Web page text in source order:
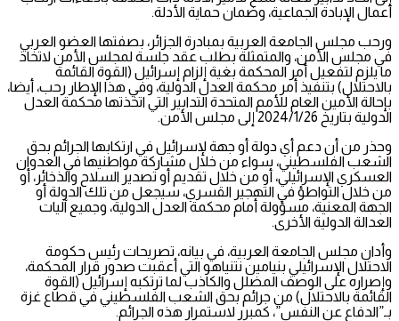
أعمال الإبادة الجماعية، وضمان حماية الأدلة.
ورحب مجلس الجامعة العربية بمبادرة الجزائر، بصفتها العضو العربي
في مجلس الأمن، والمتمثلة بطلب عقد جلسة لمجلس الأمن لاتخاذ
ما يلزم لتفعيل أمر المحكمة بغية إلزام إسرائيل (القوة القائمة
بالاحتلال) بتنفيذ أمر محكمة العدل الدولية، وفي هذا الإطار رحب، أيضا،
بإحالة الأمين العام للأمم المتحدة التدابير التي اتخذتها محكمة العدل
الدولية بتاريخ 2024/1/26 إلى مجلس الأمن.
وحذر من أن دعم أي دولة أو جهة لإسرائيل في ارتكابها الجرائم بحق
الشعب الفلسطيني، سواء من خلال مشاركة مواطنيها في العدوان
العسكري الإسرائيلي، أو من خلال تقديم أو تصدير السلاح والذخائر، أو
من خلال التواطؤ في التهجير القسري، سيجعل من تلك الدولة أو
الجهة المعنية، مسؤولة أمام محكمة العدل الدولية، وجميع آليات
العدالة الدولية الأخرى.
وأدان مجلس الجامعة العربية، في بيانه، تصريحات رئيس حكومة
الاحتلال الإسرائيلي بنيامين نتنياهو التي أعقبت صدور قرار المحكمة،
وإصراره على الوصف المضلل والكاذب لما ترتكبه إسرائيل (القوة
القائمة بالاحتلال) من جرائم بحق الشعب الفلسطيني في قطاع غزة
بـ”الدفاع عن النفس”، كمبرر لاستمرار هذه الجرائم.